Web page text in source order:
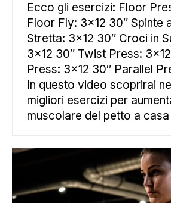
Ecco gli esercizi: Floor
Floor Fly: 3×12 30″ Spinte
Stretta: 3×12 30″ Croci in
3×12 30″ Twist Press:
Press: 3×12 30″ Parallel
In questo video scoprirai
migliori esercizi per
muscolare del petto a